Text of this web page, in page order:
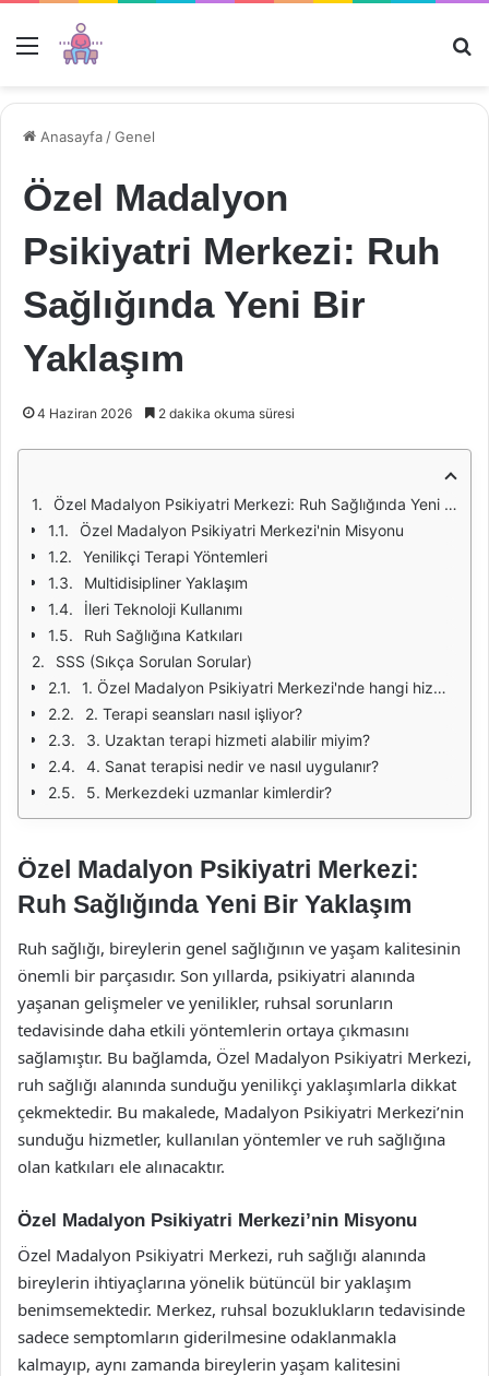
Menü
Anasayfa /Genel
Özel Madalyon
Psikiyatri Merkezi: Ruh
Sağlığında Yeni Bir
Yaklaşım
4 Haziran 2026 2 dakika okuma süresi
Özel Madalyon Psikiyatri Merkezi: Ruh Sağlığında Yeni Bir Yaklaşım
Özel Madalyon Psikiyatri Merkezi'nin Misyonu
Yenilikçi Terapi Yöntemleri
Multidisipliner Yaklaşım
İleri Teknoloji Kullanımı
Ruh Sağlığına Katkıları
SSS (Sıkça Sorulan Sorular)
1. Özel Madalyon Psikiyatri Merkezi'nde hangi hizmetler sunulmaktadır?
2. Terapi seansları nasıl işliyor?
3. Uzaktan terapi hizmeti alabilir miyim?
4. Sanat terapisi nedir ve nasıl uygulanır?
5. Merkezdeki uzmanlar kimlerdir?
Özel Madalyon Psikiyatri Merkezi:
Ruh Sağlığında Yeni Bir Yaklaşım
Ruh sağlığı, bireylerin genel sağlığının ve yaşam kalitesinin
önemli bir parçasıdır. Son yıllarda, psikiyatri alanında
yaşanan gelişmeler ve yenilikler, ruhsal sorunların
tedavisinde daha etkili yöntemlerin ortaya çıkmasını
sağlamıştır. Bu bağlamda, Özel Madalyon Psikiyatri Merkezi,
ruh sağlığı alanında sunduğu yenilikçi yaklaşımlarla dikkat
çekmektedir. Bu makalede, Madalyon Psikiyatri Merkezi’nin
sunduğu hizmetler, kullanılan yöntemler ve ruh sağlığına
olan katkıları ele alınacaktır.
Özel Madalyon Psikiyatri Merkezi’nin Misyonu
Özel Madalyon Psikiyatri Merkezi, ruh sağlığı alanında
bireylerin ihtiyaçlarına yönelik bütüncül bir yaklaşım
benimsemektedir. Merkez, ruhsal bozuklukların tedavisinde
sadece semptomların giderilmesine odaklanmakla
kalmayıp, aynı zamanda bireylerin yaşam kalitesini